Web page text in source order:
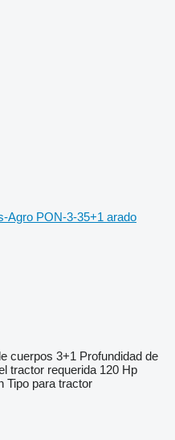
Agro PON-3-35+1 arado
cuerpos 3+1 Profundidad de
tractor requerida 120 Hp
Tipo para tractor